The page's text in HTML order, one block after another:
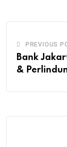
PREVIOUS
Bank
&